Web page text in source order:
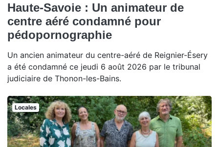
Haute-Savoie : Un animateur de
centre aéré condamné pour
pédopornographie
Un ancien animateur du centre-aéré de Reignier-Ésery
a été condamné ce jeudi 6 août 2026 par le tribunal
judiciaire de Thonon-les-Bains.
Locales